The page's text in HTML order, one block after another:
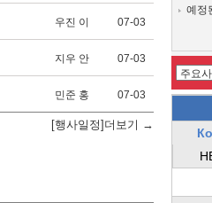
우진 이 07-03
지우 안 07-03
민준 홍 07-03
[행사일정]더보기 →
예정